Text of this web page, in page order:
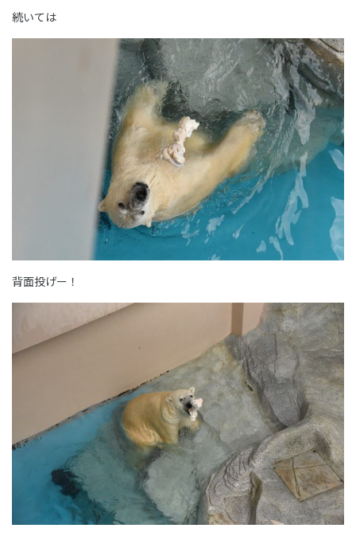
続いては
背面投げー！